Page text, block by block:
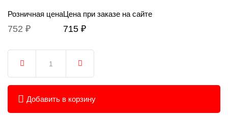
Розничная цена
752 ₽
Цена при заказе на сайте
715 ₽
Добавить в корзину